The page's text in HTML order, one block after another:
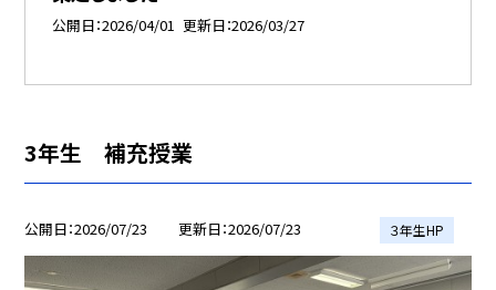
公開日 2026/04/01 更新日 2026/03/27
3年生 補充授業
公開日 2026/07/23 更新日 2026/07/23 ３年生HP